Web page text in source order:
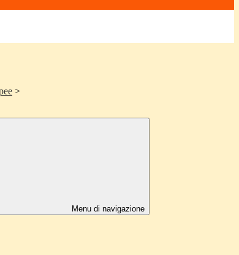
>
Menu di navigazione